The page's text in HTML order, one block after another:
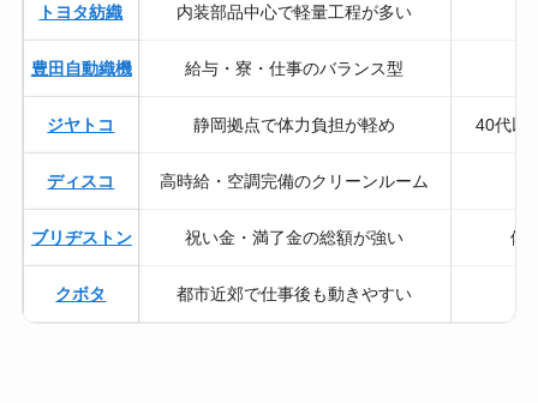
トヨタ紡織 内装部品中心で軽量工程が多い
豊田自動織機 給与・寮・仕事のバランス型
ジヤトコ 静岡拠点で体力負担が軽め 40代以
ディスコ 高時給・空調完備のクリーンルーム
ブリヂストン 祝い金・満了金の総額が強い 体
クボタ 都市近郊で仕事後も動きやすい